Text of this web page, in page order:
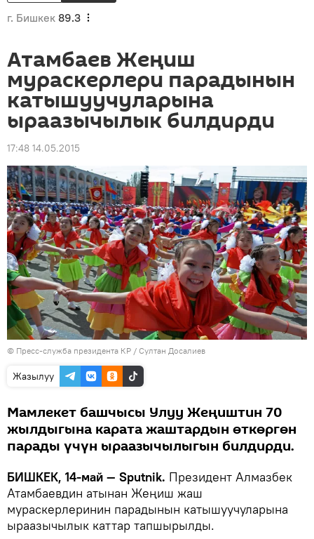
г. Бишкек 89.3
Атамбаев Жеңиш
мураскерлери парадынын
катышуучуларына
ыраазычылык билдирди
17:48 14.05.2015
© Пресс-служба президента КР / Султан Досалиев
Жазылуу
Мамлекет башчысы Улуу Жеңиштин 70
жылдыгына карата жаштардын өткөргөн
парады үчүн ыраазычылыгын билдирди.
БИШКЕК, 14-май — Sputnik. Президент Алмазбек
Атамбаевдин атынан Жеңиш жаш
мураскерлеринин парадынын катышуучуларына
ыраазычылык каттар тапшырылды.